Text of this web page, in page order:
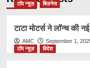
टॉप न्यूज़ बिज़नेस
टाटा मोटर्स ने लॉन्च
AMC
September 1,
टॉप न्यूज़
विदेश